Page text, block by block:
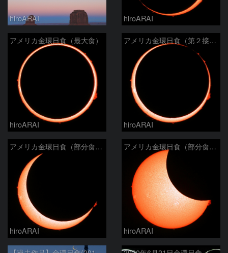
hiroARAI hiroARAI
アメリカ金環日食（最大食）
hiroARAI
アメリカ金環日食（第２接触）
hiroARAI
アメリカ金環日食（部分食その２）
hiroARAI
アメリカ金環日食（部分食その１）
hiroARAI